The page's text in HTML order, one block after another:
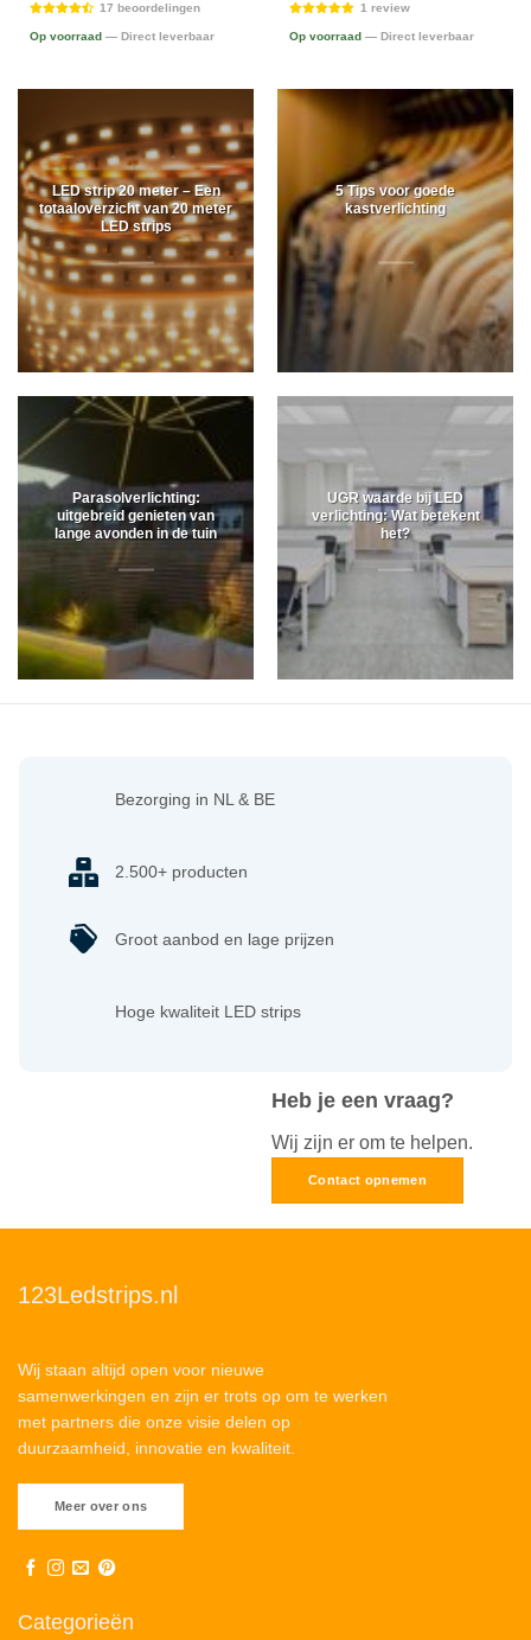
17 beoordelingen
Op voorraad — Direct leverbaar
1 review
Op voorraad — Direct leverbaar
LED strip 20 meter – Een
totaaloverzicht van 20 meter
LED strips
5 Tips voor goede
kastverlichting
Parasolverlichting:
uitgebreid genieten van
lange avonden in de tuin
UGR waarde bij LED
verlichting: Wat betekent
het?
Heb je een vraag?
Wij zijn er om te helpen.
Contact opnemen
Bezorging in NL & BE
2.500+ producten
Groot aanbod en lage prijzen
Hoge kwaliteit LED strips
123Ledstrips.nl
Wij staan altijd open voor nieuwe
samenwerkingen en zijn er trots op om te werken
met partners die onze visie delen op
duurzaamheid, innovatie en kwaliteit.
Meer over ons
Categorieën